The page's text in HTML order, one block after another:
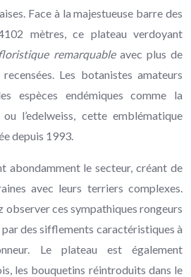
Face à la majestueuse barre des
mètres, ce plateau verdoyant
remarquableavec plus de
Les botanistes amateurs
espèces endémiques comme la
l’edelweiss, cette emblématique
depuis 1993.
abondamment le secteur, créant de
avec leurs terriers complexes.
observer ces sympathiques rongeurs
des sifflements caractéristiques à
Le plateau est également
les bouquetins réintroduits dans le